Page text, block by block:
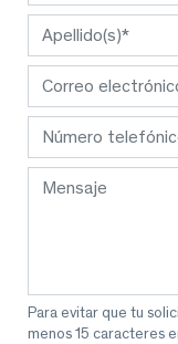
Para evitar que tu
menos 15 caracteres